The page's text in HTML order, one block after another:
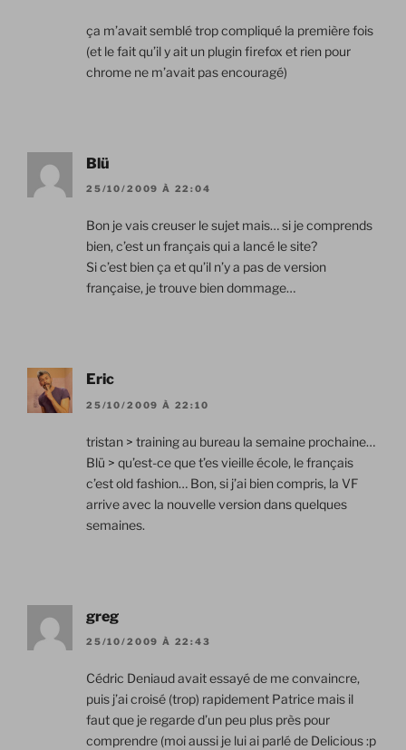
ça m’avait semblé trop compliqué la première fois
(et le fait qu’il y ait un plugin firefox et rien pour
chrome ne m’avait pas encouragé)
Blü
25/10/2009 À 22:04
Bon je vais creuser le sujet mais… si je comprends
bien, c’est un français qui a lancé le site?
Si c’est bien ça et qu’il n’y a pas de version
française, je trouve bien dommage…
Eric
25/10/2009 À 22:10
tristan > training au bureau la semaine prochaine…
Blü > qu’est-ce que t’es vieille école, le français
c’est old fashion… Bon, si j’ai bien compris, la VF
arrive avec la nouvelle version dans quelques
semaines.
greg
25/10/2009 À 22:43
Cédric Deniaud avait essayé de me convaincre,
puis j’ai croisé (trop) rapidement Patrice mais il
faut que je regarde d’un peu plus près pour
comprendre (moi aussi je lui ai parlé de Delicious :p